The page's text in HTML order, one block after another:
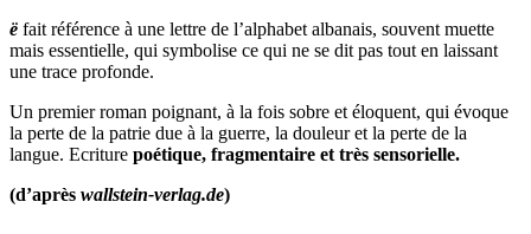
ë fait référence à une lettre de l’alphabet albanais, souvent muette
mais essentielle, qui symbolise ce qui ne se dit pas tout en laissant
une trace profonde.
Un premier roman poignant, à la fois sobre et éloquent, qui évoque
la perte de la patrie due à la guerre, la douleur et la perte de la
langue. Ecriture poétique, fragmentaire et très sensorielle.
(d’après wallstein-verlag.de)